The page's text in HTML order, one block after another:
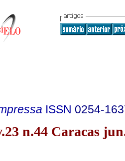
ISSN 0254-
n.44 Caracas